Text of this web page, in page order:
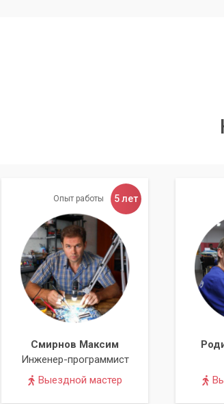
нагрузкой для подтверждения
Обращаясь к нам, вы получаете:
Гарантию качества:Мы отвечаем за
Опытные мастера:Наши специалисты
ноутбуков.
Использование качественных
материалы.
Разумные цены:Мы предлагаем
Увеличение срока службы ноутбука:
Не ждите, пока ваш ноутбук полностью
пыли – это инвестиция в его будущее.
Опыт работы 5 лет
Смирнов Максим
Инженер-программист
Выездной мастер